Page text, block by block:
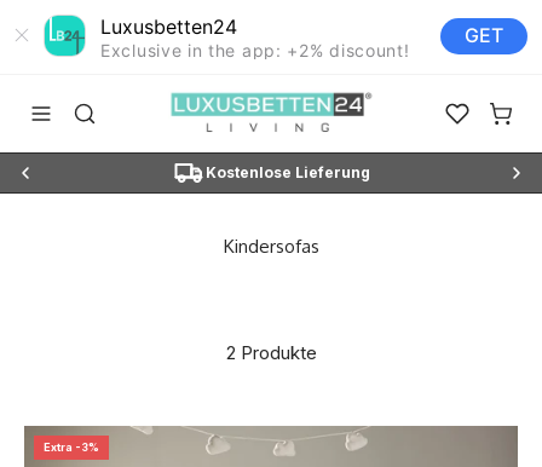
Luxusbetten24
Exclusive in the app: +2% discount!
GET
Navigationsmenü öffnen
Suche öffnen
Luxusbetten24
Favoriten
Kostenlose Lieferung
2 Produkte
Extra -3%